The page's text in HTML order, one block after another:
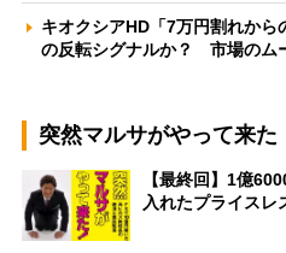
キオクシアHD「7万円割れか
の反転シグナルか？ 市場のム
突然マルサがやって来た
【最終回】1億
入れたプライス